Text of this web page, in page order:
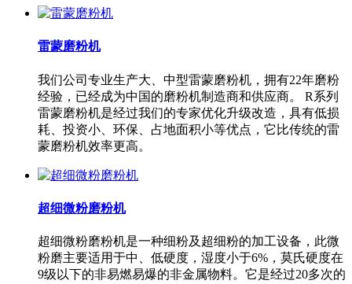
雷蒙磨粉机
我们公司专业生产大、中型雷蒙磨粉机，拥有22年磨粉
经验，已经成为中国的磨粉机制造商和供应商。 R系列
雷蒙磨粉机是经过我们的专家优化升级改造，具有低损
耗、投资小、环保、占地面积小等优点，它比传统的雷
蒙磨粉机效率更高。
超细微粉磨粉机
超细微粉磨粉机是一种细粉及超细粉的加工设备，此微
粉磨主要适用于中、低硬度，湿度小于6%，莫氏硬度在
9级以下的非易燃易爆的非金属物料。它是经过20多次的